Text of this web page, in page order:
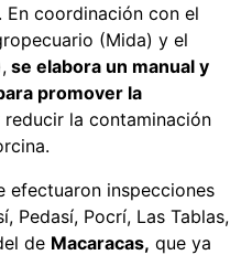
En coordinación con el
(Mida) y el
se elabora un manual y
promover la
reducir la contaminación
efectuaron inspecciones
Pedasí, Pocrí, Las Tablas,
de Macaracas, que ya